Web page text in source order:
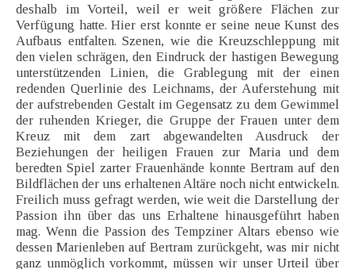
deshalb im Vorteil, weil er weit größere Flächen zur
Verfügung hatte. Hier erst konnte er seine neue Kunst des
Aufbaus entfalten. Szenen, wie die Kreuzschleppung mit
den vielen schrägen, den Eindruck der hastigen Bewegung
unterstützenden Linien, die Grablegung mit der einen
redenden Querlinie des Leichnams, der Auferstehung mit
der aufstrebenden Gestalt im Gegensatz zu dem Gewimmel
der ruhenden Krieger, die Gruppe der Frauen unter dem
Kreuz mit dem zart abgewandelten Ausdruck der
Beziehungen der heiligen Frauen zur Maria und dem
beredten Spiel zarter Frauenhände konnte Bertram auf den
Bildflächen der uns erhaltenen Altäre noch nicht entwickeln.
Freilich muss gefragt werden, wie weit die Darstellung der
Passion ihn über das uns Erhaltene hinausgeführt haben
mag. Wenn die Passion des Tempziner Altars ebenso wie
dessen Marienleben auf Bertram zurückgeht, was mir nicht
ganz unmöglich vorkommt, müssen wir unser Urteil über